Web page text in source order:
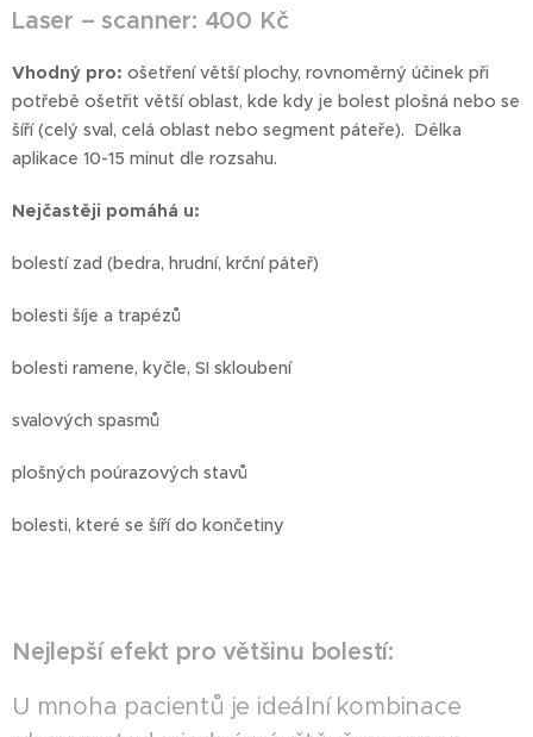
Laser – scanner: 400 Kč
Vhodný pro: ošetření větší plochy, rovnoměrný účinek při
potřebě ošetřit větší oblast, kde kdy je bolest plošná nebo se
šíří (celý sval, celá oblast nebo segment páteře). Délka
aplikace 10-15 minut dle rozsahu.
Nejčastěji pomáhá u:
bolestí zad (bedra, hrudní, krční páteř)
bolesti šíje a trapézů
bolesti ramene, kyčle, SI skloubení
svalových spasmů
plošných poúrazových stavů
bolesti, které se šíří do končetiny
Nejlepší efekt pro většinu bolestí:
U mnoha pacientů je ideální kombinace